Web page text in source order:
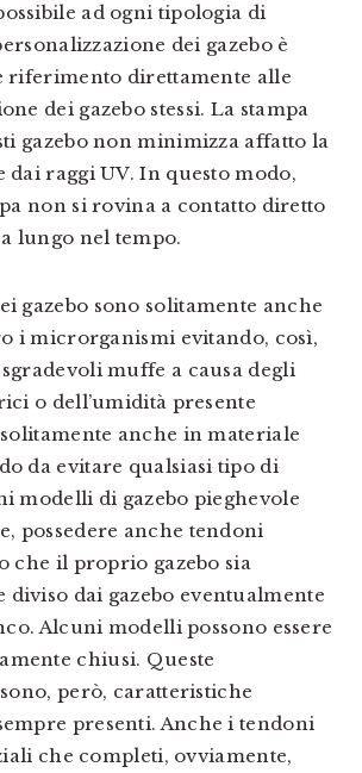
ad ogni tipologia di
dei gazebo è
riferimento direttamente alle
dei gazebo stessi. La stampa
gazebo non minimizza affatto la
raggi UV. In questo modo,
non si rovina a contatto diretto
lungo nel tempo.
gazebo sono solitamente anche
i microrganismi evitando, così,
muffe a causa degli
o dell’umidità presente
anche in materiale
da evitare qualsiasi tipo di
modelli di gazebo pieghevole
possedere anche tendoni
che il proprio gazebo sia
diviso dai gazebo eventualmente
Alcuni modelli possono essere
chiusi. Queste
però, caratteristiche
presenti. Anche i tendoni
che completi, ovviamente,